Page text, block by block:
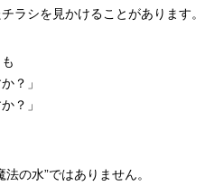
ラシを見かけることがあります。
？」
？」
の水”ではありません。